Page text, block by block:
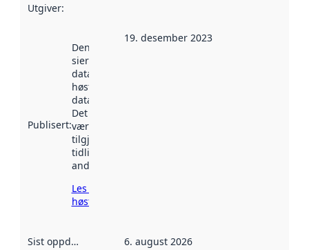
Utgiver:
Publisert:
Denne datoen
sier når
datasettet ble
høstet av
data.norge.no.
Det kan ha
vært
tilgjengelig
tidligere
andre steder.
Les mer om
høsting her
19. desember 2023
Sist oppdatert 6. august 2026